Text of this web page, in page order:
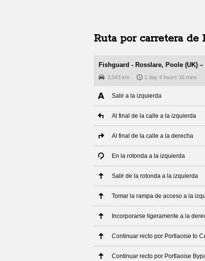
Ruta por carretera de
Fishguard - Rosslare, Poole (UK) –
2,043 km 1 day 4 hours 16 mins
Salir a la izquierda
Al final de la calle a la izquierda
Al final de la calle a la derecha
En la rotonda a la izquierda
Salir de la rotonda a la izquierda
Tomar la rampa de acceso a la
Incorporarse ligeramente a la
Continuar recto por Portlaoise to
Continuar recto por Portlaoise